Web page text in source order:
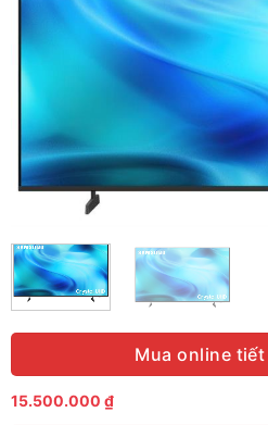
Mua online tiết
15.500.000 ₫